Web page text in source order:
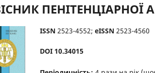
ПЕНІТЕНЦІАРНОЇ
ISSN 2523-4552; eISSN 2523-4560
DOI 10.34015